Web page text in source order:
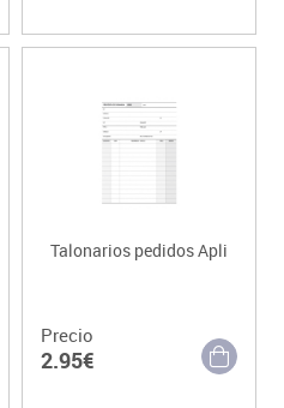
Talonarios pedidos Apli
Precio
2.95€